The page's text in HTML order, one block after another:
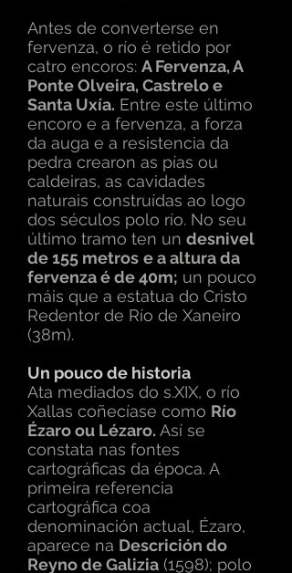
Antes de converterse en
fervenza, o río é retido por
catro encoros: A Fervenza, A
Ponte Olveira, Castrelo e
Santa Uxía. Entre este último
encoro e a fervenza, a forza
da auga e a resistencia da
pedra crearon as pías ou
caldeiras, as cavidades
naturais construídas ao logo
dos séculos polo río. No seu
último tramo ten un desnivel
de 155 metros e a altura da
fervenza é de 40m; un pouco
máis que a estatua do Cristo
Redentor de Río de Xaneiro
(38m).
Un pouco de historia
Ata mediados do s.XIX, o río
Xallas coñecíase como Río
Ézaro ou Lézaro. Así se
constata nas fontes
cartográficas da época. A
primeira referencia
cartográfica coa
denominación actual, Ézaro,
aparece na Descrición do
Reyno de Galizia (1598); polo